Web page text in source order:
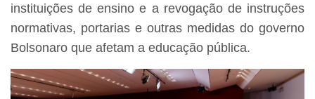
instituições de ensino e a revogação de instruções
normativas, portarias e outras medidas do governo
Bolsonaro que afetam a educação pública.